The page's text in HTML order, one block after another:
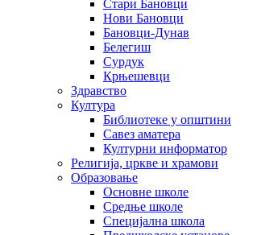
Стари Бановци
Нови Бановци
Бановци-Дунав
Белегиш
Сурдук
Крњешевци
Здравство
Култура
Библиотеке у општини
Савез аматера
Културни информатор
Религија, цркве и храмови
Образовање
Основне школе
Средње школе
Специјална школа